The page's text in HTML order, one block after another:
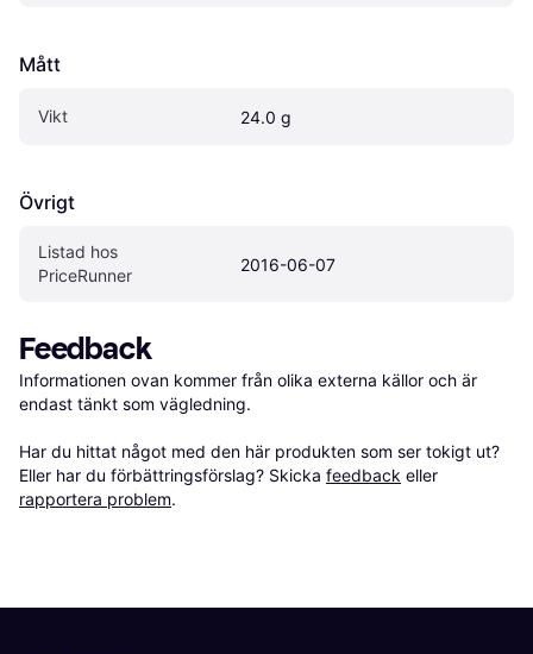
Mått
Vikt 24.0 g
Övrigt
Listad hos
PriceRunner
2016-06-07
Feedback
Informationen ovan kommer från olika externa källor och är
endast tänkt som vägledning.
Har du hittat något med den här produkten som ser tokigt ut?
Eller har du förbättringsförslag? Skicka feedback eller
rapportera problem.